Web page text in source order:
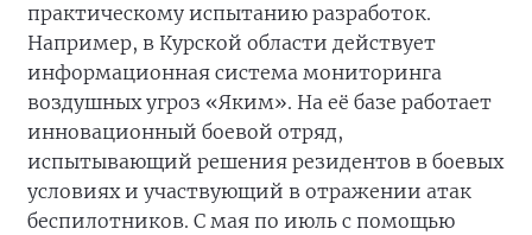
практическому испытанию разработок.
Например, в Курской области действует
информационная система мониторинга
воздушных угроз «Яким». На её базе работает
инновационный боевой отряд,
испытывающий решения резидентов в боевых
условиях и участвующий в отражении атак
беспилотников. С мая по июль с помощью